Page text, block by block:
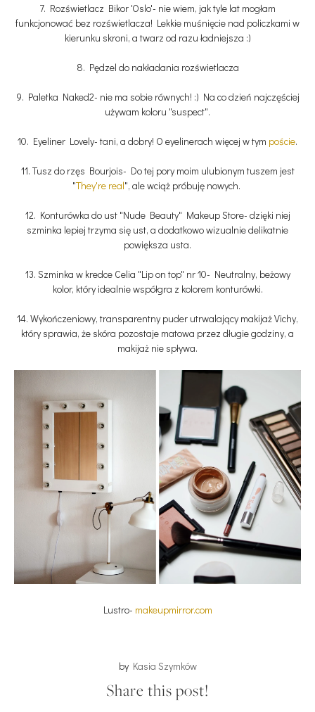
7. Rozświetlacz Bikor 'Oslo'- nie wiem, jak tyle lat mogłam
funkcjonować bez rozświetlacza! Lekkie muśnięcie nad policzkami w
kierunku skroni, a twarz od razu ładniejsza :)
8. Pędzel do nakładania rozświetlacza
9. Paletka Naked2- nie ma sobie równych! :) Na co dzień najczęściej
używam koloru "suspect".
10. Eyeliner Lovely- tani, a dobry! O eyelinerach więcej w tym poście.
11. Tusz do rzęs Bourjois- Do tej pory moim ulubionym tuszem jest
"They're real", ale wciąż próbuję nowych.
12. Konturówka do ust "Nude Beauty" Makeup Store- dzięki niej
szminka lepiej trzyma się ust, a dodatkowo wizualnie delikatnie
powiększa usta.
13. Szminka w kredce Celia "Lip on top" nr 10- Neutralny, beżowy
kolor, który idealnie współgra z kolorem konturówki.
14. Wykończeniowy, transparentny puder utrwalający makijaż Vichy,
który sprawia, że skóra pozostaje matowa przez długie godziny, a
makijaż nie spływa.
Lustro- makeupmirror.com
by Kasia Szymków
Share this post!